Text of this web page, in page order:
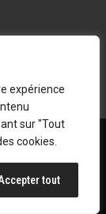
expérience
sur "Tout
cookies.
tout
LAMBUSART